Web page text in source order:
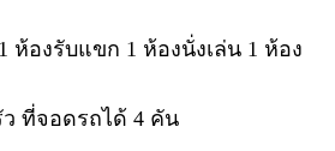
ห้องรับแขก 1 ห้องนั่งเล่น 1 ห้อง
ที่จอดรถได้ 4 คัน